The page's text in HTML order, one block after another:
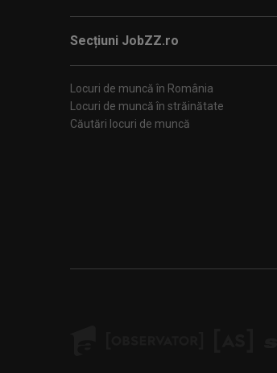
Secțiuni JobZZ.ro
Locuri de muncă în România
Locuri de muncă în străinătate
Căutări locuri de muncă